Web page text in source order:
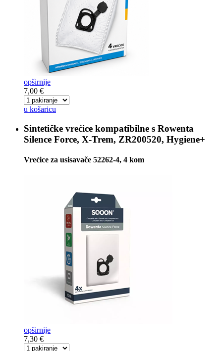
opširnije
7,00 €
u košaricu
Sintetičke vrećice kompatibilne s Rowenta
Silence Force, X-Trem, ZR200520, Hygiene+
Vrećice za usisavače 52262-4, 4 kom
opširnije
7,30 €